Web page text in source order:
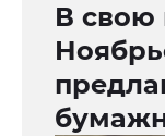
В свою